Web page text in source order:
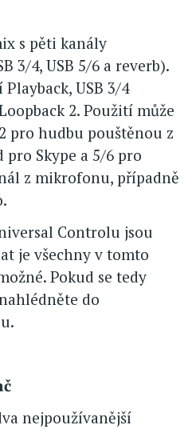
s pěti kanály
3/4, USB 5/6 a reverb).
USB 3/4
2. Použití může
pro hudbu pouštěnou z
Skype a 5/6 pro
z mikrofonu, případně
Controlu jsou
je všechny v tomto
Pokud se tedy
do
nejpoužívanější